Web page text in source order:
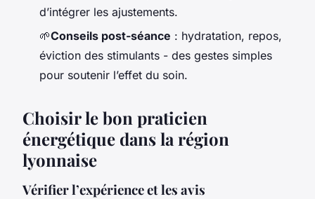
d’intégrer les ajustements.
🌱Conseils post-séance : hydratation, repos,
éviction des stimulants - des gestes simples
pour soutenir l’effet du soin.
Choisir le bon praticien
énergétique dans la région
lyonnaise
Vérifier l’expérience et les avis